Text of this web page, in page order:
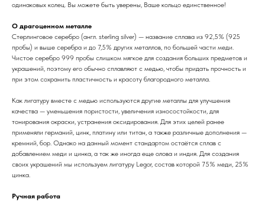
одинаковых колец. Вы можете быть уверены, Ваше кольцо единственное!
О драгоценном металле
Стерлинговое серебро (англ. sterling silver) — название сплава из 92,5% (925
пробы) и выше серебра и до 7,5% других металлов, по большей части меди.
Чистое серебро 999 пробы слишком мягкое для создания больших предметов и
украшений, поэтому его обычно сплавляют с медью, чтобы придать прочность и
при этом сохранить пластичность и красоту благородного металла.
Как лигатуру вместе с медью используются другие металлы для улучшения
качества — уменьшения пористости, увеличения износостойкости, для
тонирования окраски, устранения оксидирования. Для этих целей ранее
применяли германий, цинк, платину или титан, а также различные дополнения —
кремний, бор. Однако на данный момент стандартом остаётся сплав с
добавлением меди и цинка, а так же иногда еще олова и индия. Для создания
своих украшений мы используем лигатуру Legor, состав которой 75% меди, 25%
цинка.
Ручная работа